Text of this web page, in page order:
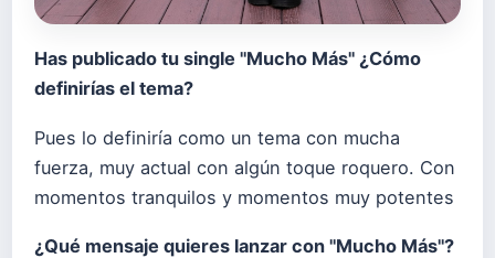
Has publicado tu single "Mucho Más" ¿Cómo
definirías el tema?
Pues lo definiría como un tema con mucha
fuerza, muy actual con algún toque roquero. Con
momentos tranquilos y momentos muy potentes
¿Qué mensaje quieres lanzar con "Mucho Más"?